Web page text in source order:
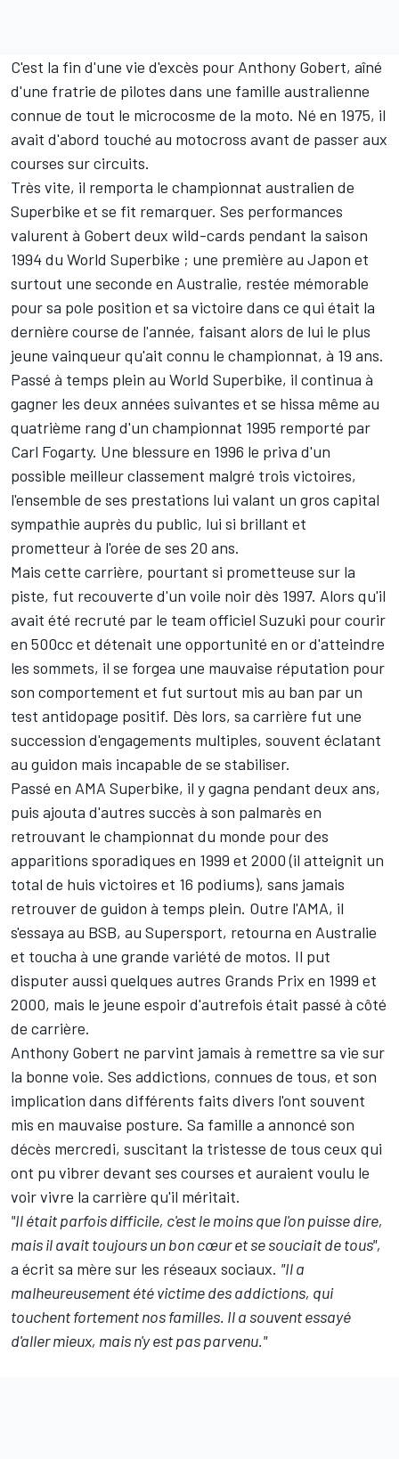
C'est la fin d'une vie d'excès pour Anthony Gobert, aîné
d'une fratrie de pilotes dans une famille australienne
connue de tout le microcosme de la moto. Né en 1975, il
avait d'abord touché au motocross avant de passer aux
courses sur circuits.
Très vite, il remporta le championnat australien de
Superbike et se fit remarquer. Ses performances
valurent à Gobert deux wild-cards pendant la saison
1994 du World Superbike ; une première au Japon et
surtout une seconde en Australie, restée mémorable
pour sa pole position et sa victoire dans ce qui était la
dernière course de l'année, faisant alors de lui le plus
jeune vainqueur qu'ait connu le championnat, à 19 ans.
Passé à temps plein au World Superbike, il continua à
gagner les deux années suivantes et se hissa même au
quatrième rang d'un championnat 1995 remporté par
Carl Fogarty. Une blessure en 1996 le priva d'un
possible meilleur classement malgré trois victoires,
l'ensemble de ses prestations lui valant un gros capital
sympathie auprès du public, lui si brillant et
prometteur à l'orée de ses 20 ans.
Mais cette carrière, pourtant si prometteuse sur la
piste, fut recouverte d'un voile noir dès 1997. Alors qu'il
avait été recruté par le team officiel Suzuki pour courir
en 500cc et détenait une opportunité en or d'atteindre
les sommets, il se forgea une mauvaise réputation pour
son comportement et fut surtout mis au ban par un
test antidopage positif. Dès lors, sa carrière fut une
succession d'engagements multiples, souvent éclatant
au guidon mais incapable de se stabiliser.
Passé en AMA Superbike, il y gagna pendant deux ans,
puis ajouta d'autres succès à son palmarès en
retrouvant le championnat du monde pour des
apparitions sporadiques en 1999 et 2000 (il atteignit un
total de huis victoires et 16 podiums), sans jamais
retrouver de guidon à temps plein. Outre l'AMA, il
s'essaya au BSB, au Supersport, retourna en Australie
et toucha à une grande variété de motos. Il put
disputer aussi quelques autres Grands Prix en 1999 et
2000, mais le jeune espoir d'autrefois était passé à côté
de carrière.
Anthony Gobert ne parvint jamais à remettre sa vie sur
la bonne voie. Ses addictions, connues de tous, et son
implication dans différents faits divers l'ont souvent
mis en mauvaise posture. Sa famille a annoncé son
décès mercredi, suscitant la tristesse de tous ceux qui
ont pu vibrer devant ses courses et auraient voulu le
voir vivre la carrière qu'il méritait.
"Il était parfois difficile, c'est le moins que l'on puisse dire,
mais il avait toujours un bon cœur et se souciait de tous",
a écrit sa mère sur les réseaux sociaux. "Il a
malheureusement été victime des addictions, qui
touchent fortement nos familles. Il a souvent essayé
d'aller mieux, mais n'y est pas parvenu."